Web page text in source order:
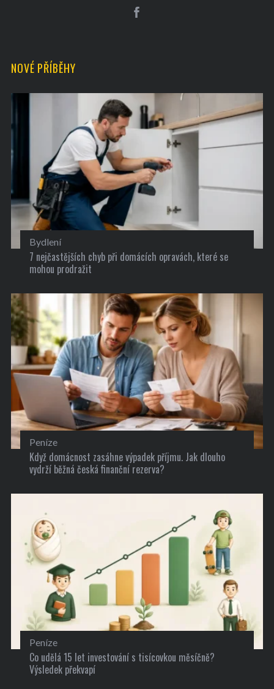
NOVÉ PŘÍBĚHY
Bydlení
7 nejčastějších chyb při domácích opravách, které se
mohou prodražit
Peníze
Když domácnost zasáhne výpadek příjmu. Jak dlouho
vydrží běžná česká finanční rezerva?
Peníze
Co udělá 15 let investování s tisícovkou měsíčně?
Výsledek překvapí